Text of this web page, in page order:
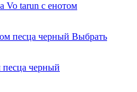
Vo tarun с енотом
Выбрать
черный